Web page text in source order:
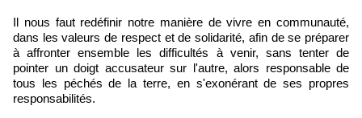
Il nous faut redéfinir notre manière de vivre en communauté,
dans les valeurs de respect et de solidarité, afin de se préparer
à affronter ensemble les difficultés à venir, sans tenter de
pointer un doigt accusateur sur l'autre, alors responsable de
tous les péchés de la terre, en s'exonérant de ses propres
responsabilités.